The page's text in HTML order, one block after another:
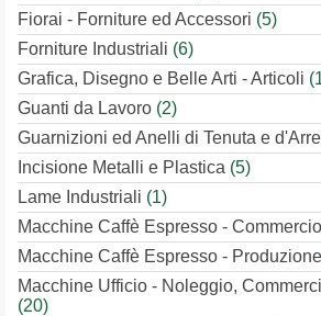
Fiorai - Forniture ed Accessori (5)
Forniture Industriali (6)
Grafica, Disegno e Belle Arti - Articoli
Guanti da Lavoro (2)
Guarnizioni ed Anelli di Tenuta e
Incisione Metalli e Plastica (5)
Lame Industriali (1)
Macchine Caffè Espresso -
Macchine Caffè Espresso - Produzione
Macchine Ufficio - Noleggio,
(20)